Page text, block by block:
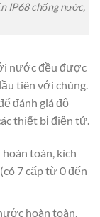
IP68 chống nước,
nước đều được
tiên với chúng.
đánh giá độ
thiết bị điện tử.
hoàn toàn, kích
7 cấp từ 0 đến
hoàn toàn,